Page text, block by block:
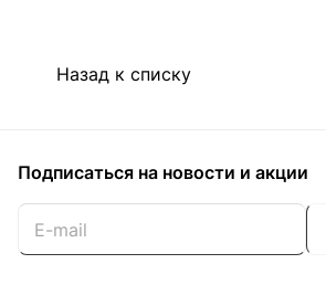
Назад к списку
Подписаться на новости и акции